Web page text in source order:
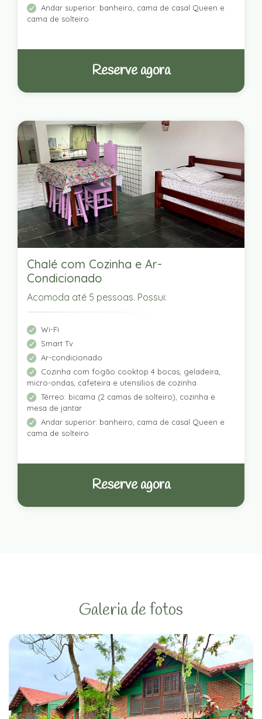
Andar superior: banheiro, cama de casal Queen e
cama de solteiro
Reserve agora
Chalé com Cozinha e Ar-
Condicionado
Acomoda até 5 pessoas. Possui:
Wi-Fi
Smart Tv
Ar-condicionado
Cozinha com fogão cooktop 4 bocas, geladeira,
micro-ondas, cafeteira e utensílios de cozinha
Térreo: bicama (2 camas de solteiro), cozinha e
mesa de jantar
Andar superior: banheiro, cama de casal Queen e
cama de solteiro
Reserve agora
Galeria de fotos